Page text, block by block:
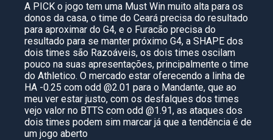
A PICK o jogo tem uma Must Win muito alta para os
donos da casa, o time do Ceará precisa do resultado
para aproximar do G4, e o Furacão precisa do
resultado para se manter próximo G4, a SHAPE dos
dois times são Razoáveis, os dois times oscilam
pouco na suas apresentações, principalmente o time
do Athletico. O mercado estar oferecendo a linha de
HA -0.25 com odd @2.01 para o Mandante, que ao
meu ver estar justo, com os desfalques dos times
vejo valor no BTTS com odd @1.91, as ataques dos
dois times podem sim marcar já que a tendência é de
um jogo aberto